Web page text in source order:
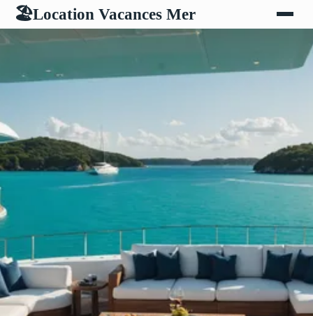
🏖Location Vacances Mer